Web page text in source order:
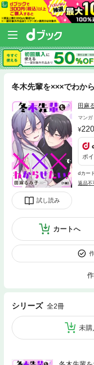
冬木先輩を×××でわか
試し読み
田麻
マンガ
220
ポ
dカー
返品不
カートへ
シリーズ 全2冊
未購